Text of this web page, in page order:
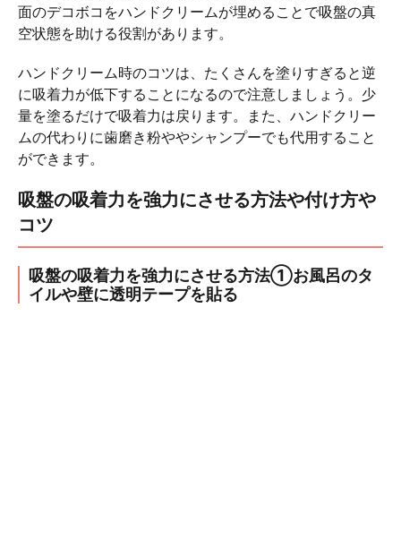
面のデコボコをハンドクリームが埋めることで吸盤の真
空状態を助ける役割があります。
ハンドクリーム時のコツは、たくさんを塗りすぎると逆
に吸着力が低下することになるので注意しましょう。少
量を塗るだけで吸着力は戻ります。また、ハンドクリー
ムの代わりに歯磨き粉ややシャンプーでも代用すること
ができます。
吸盤の吸着力を強力にさせる方法や付け方や
コツ
吸盤の吸着力を強力にさせる方法①お風呂のタ
イルや壁に透明テープを貼る